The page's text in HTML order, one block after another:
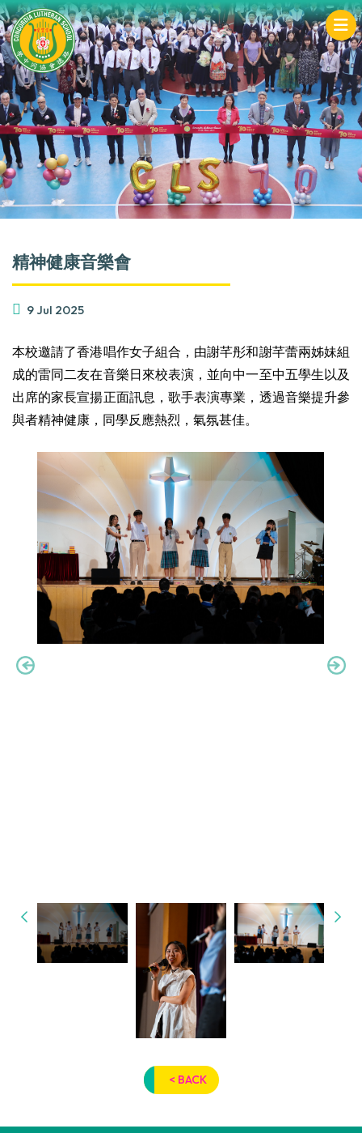
精神健康音樂會
9 Jul 2025
本校邀請了香港唱作女子組合，由謝芊彤和謝芊蕾兩姊妹組
成的雷同二友在音樂日來校表演，並向中一至中五學生以及
出席的家長宣揚正面訊息，歌手表演專業，透過音樂提升參
與者精神健康，同學反應熱烈，氣氛甚佳。
< BACK